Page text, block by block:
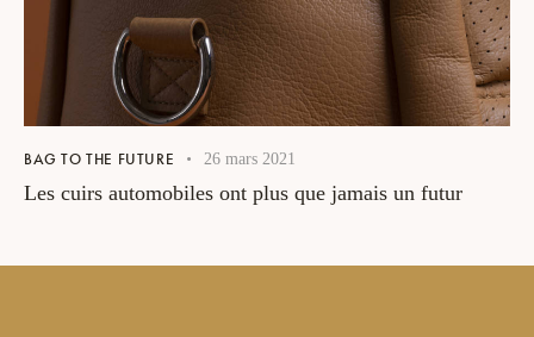
BAG TO THE FUTURE 26 mars 2021
Les cuirs automobiles ont plus que jamais un futur